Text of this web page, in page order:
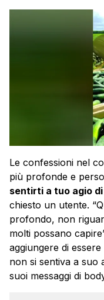
Le confessioni nel
più profonde e
sentirti a tuo agio
chiesto un utente.
profondo, non
molti possano
aggiungere di
non si sentiva a
suoi messaggi di